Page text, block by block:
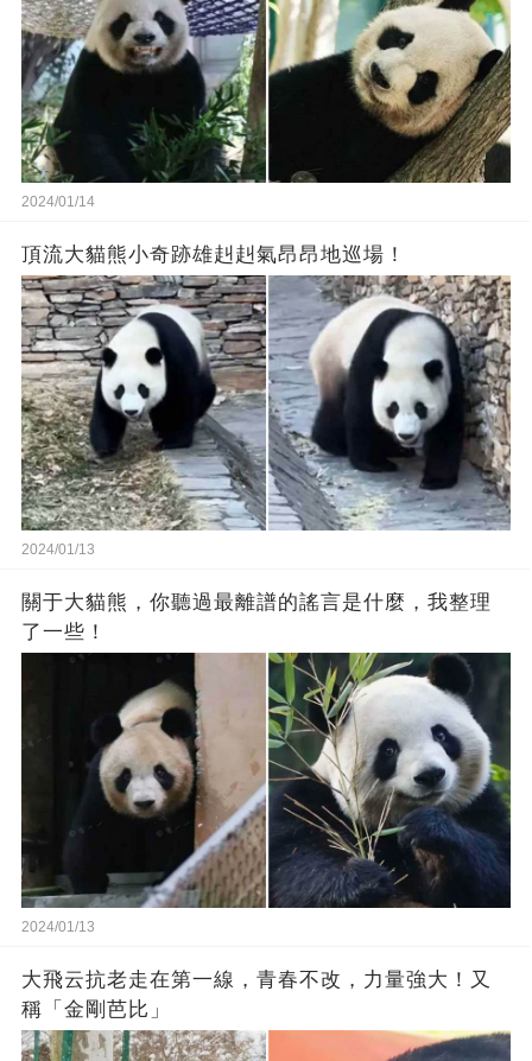
2024/01/14
頂流大貓熊小奇跡雄赳赳氣昂昂地巡場！
2024/01/13
關于大貓熊，你聽過最離譜的謠言是什麼，我整理
了一些！
2024/01/13
大飛云抗老走在第一線，青春不改，力量強大！又
稱「金剛芭比」